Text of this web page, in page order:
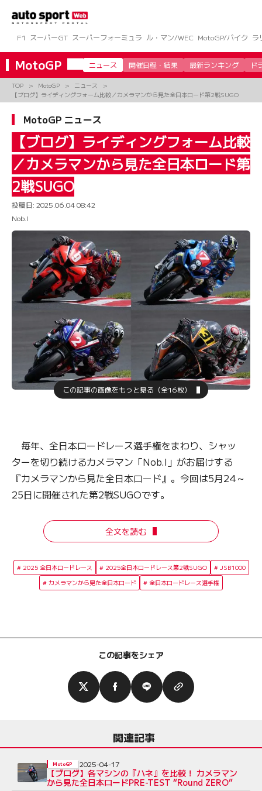
ツ
へ
ス
キ
プ
F1 スーパーGT スーパーフォーミュラ ル・マン/WEC MotoGP/バイク ラ
MotoGP ニュース 開催日程・結果 最新ランキング ド
TOP MotoGP
ニュース
【ブログ】ライディングフォーム比較／カメラマンから見た全日本ロード第2戦SUGO
MotoGP ニュース
【ブログ】ライディングフォーム比較
／カメラマンから見た全日本ロード第
2戦SUGO
投稿日: 2025.06.04 08:42
Nob.I
この記事の画像をもっと見る（全16枚）
毎年、全日本ロードレース選手権をまわり、シャッ
ターを切り続けるカメラマン「Nob.I」がお届けする
『カメラマンから見た全日本ロード』。今回は5月24～
25日に開催された第2戦SUGOです。
全文を読む
2025 全日本ロードレース 2025全日本ロードレース第2戦SUGO
JSB1000
カメラマンから見た全日本ロード
全日本ロードレース選手権
この記事をシェア
関連記事
【ブログ】各マシンの『ハネ』を比較！ カメラマン
から見た全日本ロードPRE-TEST “Round ZERO”
MotoGP 2025-04-17